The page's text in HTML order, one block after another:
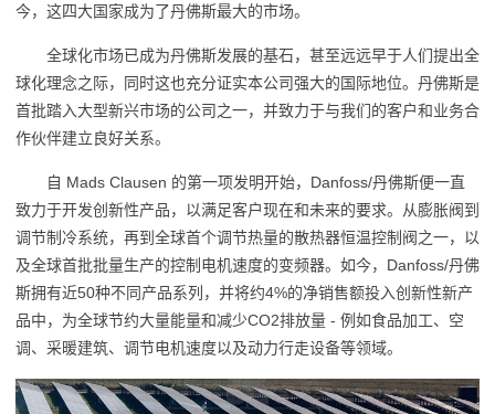
今，这四大国家成为了丹佛斯最大的市场。
全球化市场已成为丹佛斯发展的基石，甚至远远早于人们提出全
球化理念之际，同时这也充分证实本公司强大的国际地位。丹佛斯是
首批踏入大型新兴市场的公司之一，并致力于与我们的客户和业务合
作伙伴建立良好关系。
自 Mads Clausen 的第一项发明开始，Danfoss/丹佛斯便一直
致力于开发创新性产品，以满足客户现在和未来的要求。从膨胀阀到
调节制冷系统，再到全球首个调节热量的散热器恒温控制阀之一，以
及全球首批批量生产的控制电机速度的变频器。如今，Danfoss/丹佛
斯拥有近50种不同产品系列，并将约4%的净销售额投入创新性新产
品中，为全球节约大量能量和减少CO2排放量 - 例如食品加工、空
调、采暖建筑、调节电机速度以及动力行走设备等领域。